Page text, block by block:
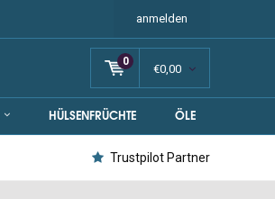
anmelden
0
€0,00
HÜLSENFRÜCHTE ÖLE
Trustpilot Partner